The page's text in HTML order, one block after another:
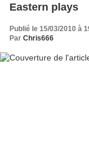
Eastern plays
Publié le 15/03/2010 à
Par Chris666